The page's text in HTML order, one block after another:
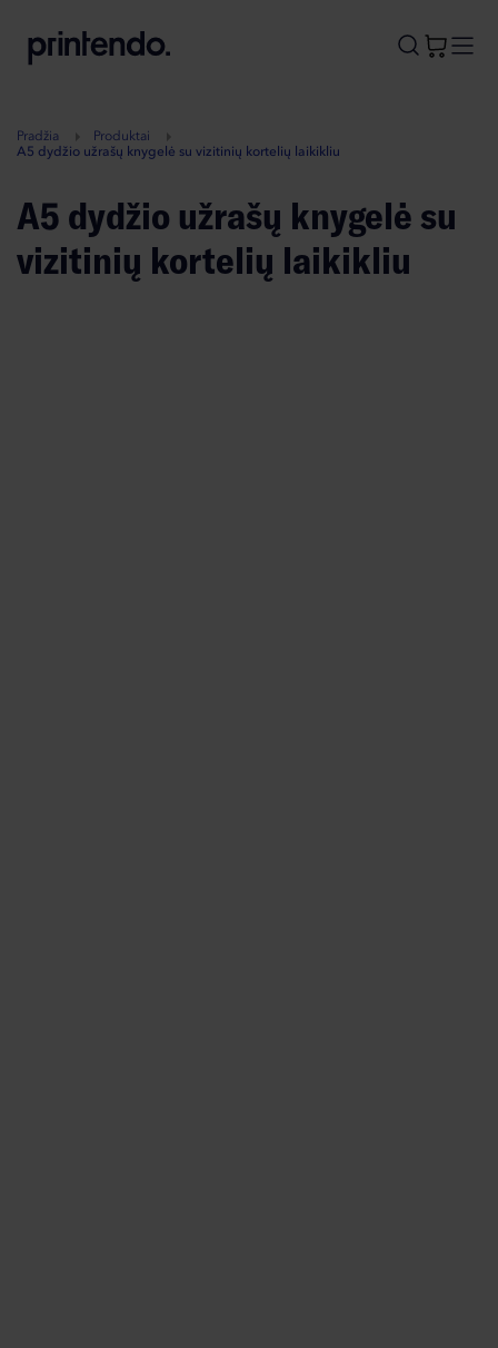
A
Pradžia
Produktai
A5 dydžio užrašų knygelė su vizitinių kortelių laikikliu
A5 dydžio užrašų knygelė su
vizitinių kortelių laikikliu